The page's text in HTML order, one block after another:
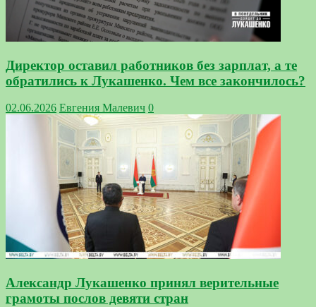
Директор оставил работников без зарплат, а те
обратились к Лукашенко. Чем все закончилось?
02.06.2026 Евгения Малевич 0
Александр Лукашенко принял верительные
грамоты послов девяти стран